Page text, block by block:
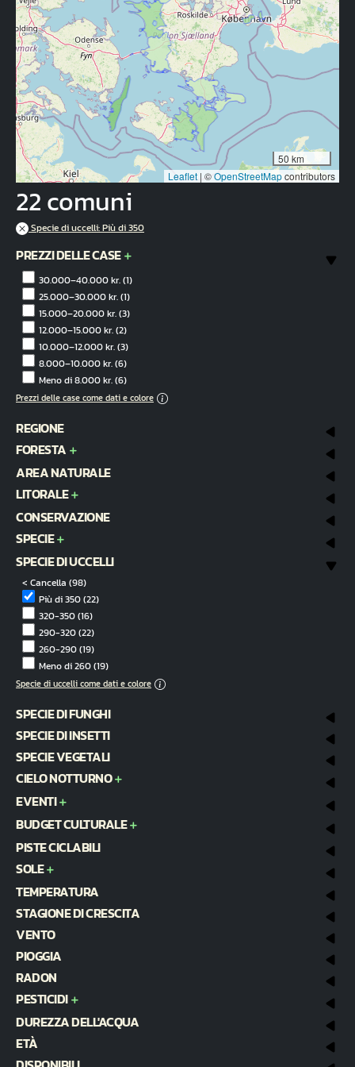
PREZZI DELLE CASE
30.000–40.000 kr.(1)
25.000–30.000 kr.(1)
15.000–20.000 kr.(3)
12.000–15.000 kr.(2)
10.000–12.000 kr.(3)
8.000–10.000 kr.(6)
Meno di 8.000 kr.(6)
Prezzi delle case come dati e colore
REGIONE
FORESTA
AREA NATURALE
LITORALE
CONSERVAZIONE
SPECIE
SPECIE DI UCCELLI
< Cancella (98)
Più di 350(22)
320-350(16)
290-320(22)
260-290(19)
Meno di 260(19)
Specie di uccelli come dati e colore
SPECIE DI FUNGHI
SPECIE DI INSETTI
SPECIE VEGETALI
CIELO NOTTURNO
EVENTI
BUDGET CULTURALE
PISTE CICLABILI
SOLE
TEMPERATURA
STAGIONE DI CRESCITA
VENTO
PIOGGIA
RADON
PESTICIDI
DUREZZA DELL'ACQUA
ETÀ
50 km
Leaflet | ©OpenStreetMapcontributors
22 comuni
Specie di uccelli: Più di 350